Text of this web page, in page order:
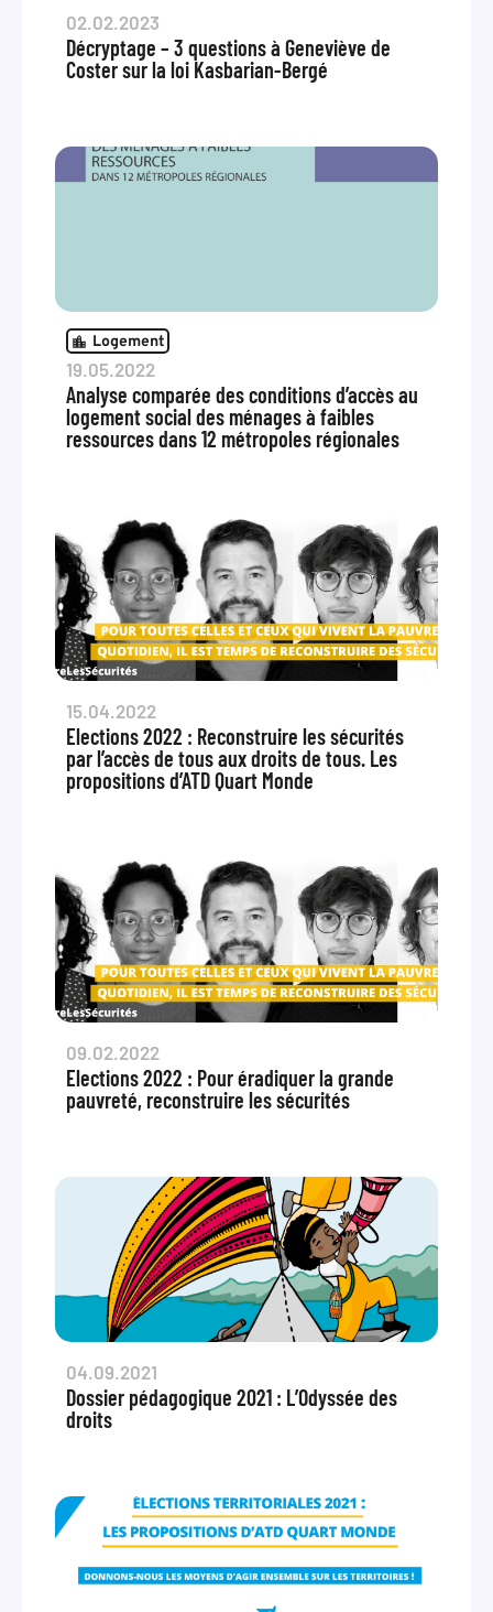
02.02.2023
Décryptage – 3 questions à Geneviève de
Coster sur la loi Kasbarian-Bergé
Logement
19.05.2022
Analyse comparée des conditions d’accès au
logement social des ménages à faibles
ressources dans 12 métropoles régionales
15.04.2022
Elections 2022 : Reconstruire les sécurités
par l’accès de tous aux droits de tous. Les
propositions d’ATD Quart Monde
09.02.2022
Elections 2022 : Pour éradiquer la grande
pauvreté, reconstruire les sécurités
04.09.2021
Dossier pédagogique 2021 : L’Odyssée des
droits